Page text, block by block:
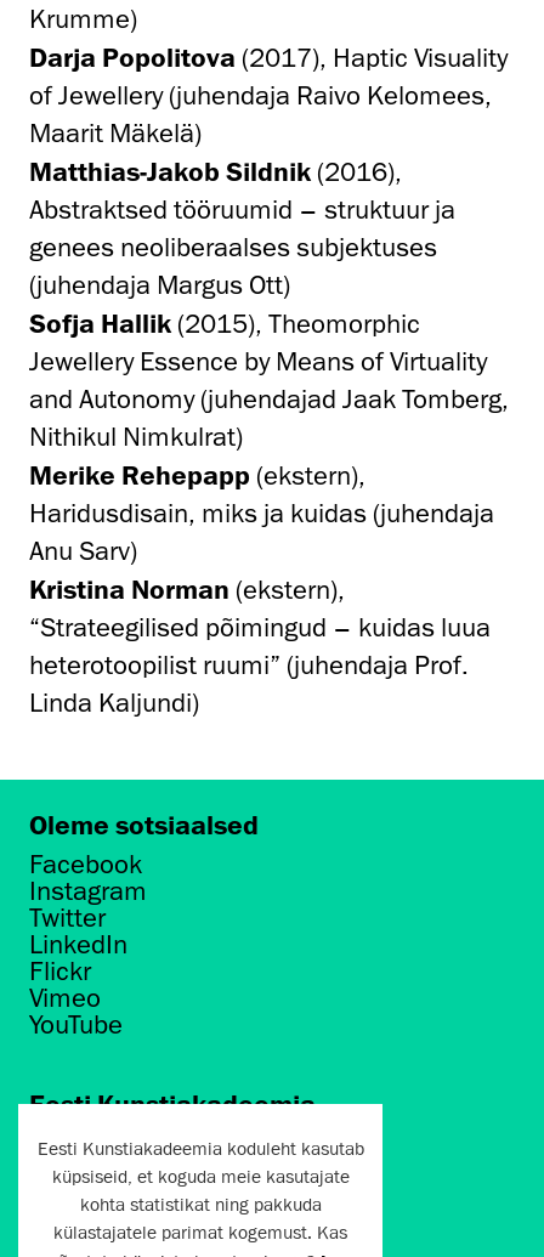
Krumme)
Darja Popolitova (2017), Haptic Visuality
of Jewellery (juhendaja Raivo Kelomees,
Maarit Mäkelä)
Matthias-Jakob Sildnik (2016),
Abstraktsed tööruumid – struktuur ja
genees neoliberaalses subjektuses
(juhendaja Margus Ott)
Sofja Hallik (2015), Theomorphic
Jewellery Essence by Means of Virtuality
and Autonomy (juhendajad Jaak Tomberg,
Nithikul Nimkulrat)
Merike Rehepapp (ekstern),
Haridusdisain, miks ja kuidas (juhendaja
Anu Sarv)
Kristina Norman (ekstern),
“Strateegilised põimingud – kuidas luua
heterotoopilist ruumi” (juhendaja Prof.
Linda Kaljundi)
Oleme sotsiaalsed
Facebook
Instagram
Twitter
LinkedIn
Flickr
Vimeo
YouTube
Eesti Kunstiakadeemia
Põhja puiestee 7
Tallinn 10412
artun@artun.ee
+372 6267301
Eesti Kunstiakadeemia koduleht kasutab
küpsiseid, et koguda meie kasutajate
kohta statistikat ning pakkuda
külastajatele parimat kogemust. Kas